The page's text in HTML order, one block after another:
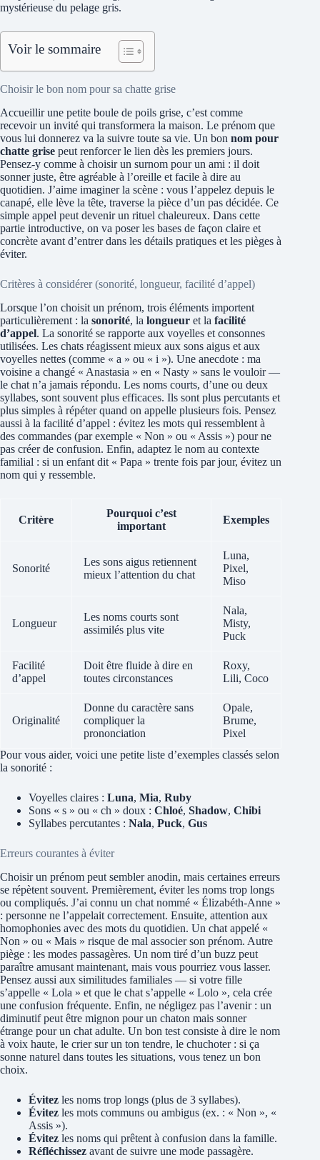
mystérieuse du pelage gris.
Voir le sommaire
Choisir le bon nom pour sa chatte grise
Accueillir une petite boule de poils grise, c’est comme
recevoir un invité qui transformera la maison. Le prénom que
vous lui donnerez va la suivre toute sa vie. Un bon nom pour
chatte grise peut renforcer le lien dès les premiers jours.
Pensez-y comme à choisir un surnom pour un ami : il doit
sonner juste, être agréable à l’oreille et facile à dire au
quotidien. J’aime imaginer la scène : vous l’appelez depuis le
canapé, elle lève la tête, traverse la pièce d’un pas décidée. Ce
simple appel peut devenir un rituel chaleureux. Dans cette
partie introductive, on va poser les bases de façon claire et
concrète avant d’entrer dans les détails pratiques et les pièges à
éviter.
Critères à considérer (sonorité, longueur, facilité d’appel)
Lorsque l’on choisit un prénom, trois éléments importent
particulièrement : la sonorité, la longueur et la facilité
d’appel. La sonorité se rapporte aux voyelles et consonnes
utilisées. Les chats réagissent mieux aux sons aigus et aux
voyelles nettes (comme « a » ou « i »). Une anecdote : ma
voisine a changé « Anastasia » en « Nasty » sans le vouloir —
le chat n’a jamais répondu. Les noms courts, d’une ou deux
syllabes, sont souvent plus efficaces. Ils sont plus percutants et
plus simples à répéter quand on appelle plusieurs fois. Pensez
aussi à la facilité d’appel : évitez les mots qui ressemblent à
des commandes (par exemple « Non » ou « Assis ») pour ne
pas créer de confusion. Enfin, adaptez le nom au contexte
familial : si un enfant dit « Papa » trente fois par jour, évitez un
nom qui y ressemble.
Critère
Pourquoi c’est
important
Exemples
Sonorité
Les sons aigus retiennent
mieux l’attention du chat
Luna,
Pixel,
Miso
Longueur
Les noms courts sont
assimilés plus vite
Nala,
Misty,
Puck
Facilité
d’appel
Doit être fluide à dire en
toutes circonstances
Roxy,
Lili, Coco
Originalité
Donne du caractère sans
compliquer la
prononciation
Opale,
Brume,
Pixel
Pour vous aider, voici une petite liste d’exemples classés selon
la sonorité :
Voyelles claires : Luna, Mia, Ruby
Sons « s » ou « ch » doux : Chloé, Shadow, Chibi
Syllabes percutantes : Nala, Puck, Gus
Erreurs courantes à éviter
Choisir un prénom peut sembler anodin, mais certaines erreurs
se répètent souvent. Premièrement, éviter les noms trop longs
ou compliqués. J’ai connu un chat nommé « Élizabéth-Anne »
: personne ne l’appelait correctement. Ensuite, attention aux
homophonies avec des mots du quotidien. Un chat appelé «
Non » ou « Mais » risque de mal associer son prénom. Autre
piège : les modes passagères. Un nom tiré d’un buzz peut
paraître amusant maintenant, mais vous pourriez vous lasser.
Pensez aussi aux similitudes familiales — si votre fille
s’appelle « Lola » et que le chat s’appelle « Lolo », cela crée
une confusion fréquente. Enfin, ne négligez pas l’avenir : un
diminutif peut être mignon pour un chaton mais sonner
étrange pour un chat adulte. Un bon test consiste à dire le nom
à voix haute, le crier sur un ton tendre, le chuchoter : si ça
sonne naturel dans toutes les situations, vous tenez un bon
choix.
Évitez les noms trop longs (plus de 3 syllabes).
Évitez les mots communs ou ambigus (ex. : « Non », «
Assis »).
Évitez les noms qui prêtent à confusion dans la famille.
Réfléchissez avant de suivre une mode passagère.